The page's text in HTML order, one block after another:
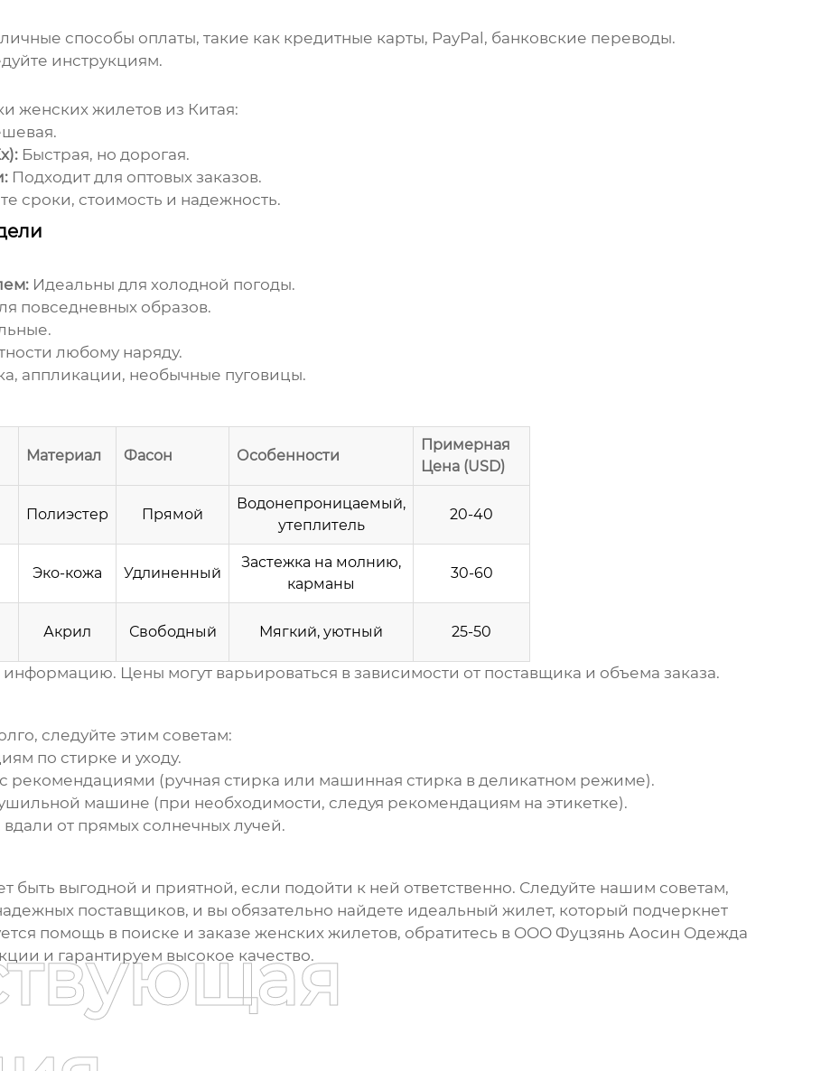
способы оплаты, такие как кредитные карты, PayPal, банковские переводы.
инструкциям.
женских жилетов из Китая:
Быстрая, но дорогая.
Подходит для оптовых заказов.
сроки, стоимость и надежность.
Идеальны для холодной погоды.
повседневных образов.
любому наряду.
аппликации, необычные пуговицы.
Материал Фасон Особенности
Примерная
Цена (USD)
Полиэстер Прямой
Водонепроницаемый,
утеплитель
20-40
Эко-кожа Удлиненный
Застежка на молнию,
карманы
30-60
Акрил Свободный Мягкий, уютный 25-50
Цены могут варьироваться в зависимости от поставщика и объема заказа.
следуйте этим советам:
по стирке и уходу.
рекомендациями (ручная стирка или машинная стирка в деликатном режиме).
машине (при необходимости, следуя рекомендациям на этикетке).
от прямых солнечных лучей.
быть выгодной и приятной, если подойти к ней ответственно. Следуйте нашим советам,
поставщиков, и вы обязательно найдете идеальный жилет, который подчеркнет
помощь в поиске и заказе женских жилетов, обратитесь в ООО Фуцзянь Аосин Одежда
и гарантируем высокое качество.